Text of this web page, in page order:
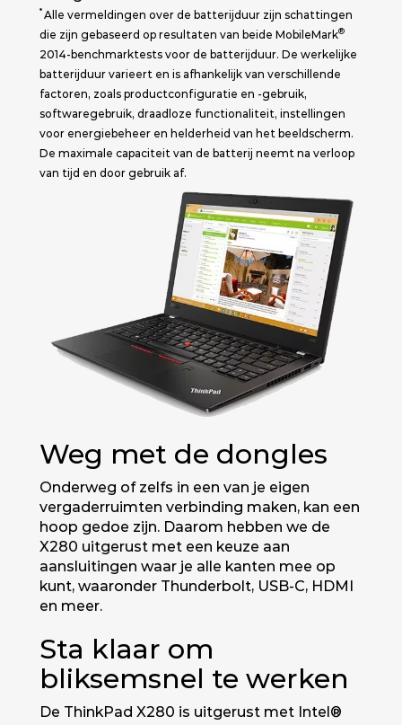
*Alle vermeldingen over de batterijduur zijn schattingen
die zijn gebaseerd op resultaten van beide MobileMark®
2014-benchmarktests voor de batterijduur. De werkelijke
batterijduur varieert en is afhankelijk van verschillende
factoren, zoals productconfiguratie en -gebruik,
softwaregebruik, draadloze functionaliteit, instellingen
voor energiebeheer en helderheid van het beeldscherm.
De maximale capaciteit van de batterij neemt na verloop
van tijd en door gebruik af.
Weg met de dongles
Onderweg of zelfs in een van je eigen
vergaderruimten verbinding maken, kan een
hoop gedoe zijn. Daarom hebben we de
X280 uitgerust met een keuze aan
aansluitingen waar je alle kanten mee op
kunt, waaronder Thunderbolt, USB-C, HDMI
en meer.
Sta klaar om
bliksemsnel te werken
De ThinkPad X280 is uitgerust met Intel®